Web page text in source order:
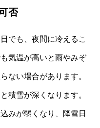
否
でも、夜間に冷えるこ
気温が高いと雨やみぞ
ない場合があります。
積雪が深くなります。
みが弱くなり、降雪日